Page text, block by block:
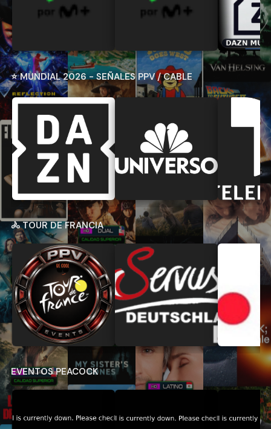
⭐ MUNDIAL 2026 - SEÑALES PPV / CABLE
🚴 TOUR DE FRANCIA
EVENTOS PEACOCK